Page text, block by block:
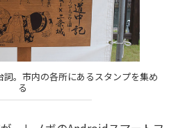
詞。市内の各所にあるスタンプを集め
る